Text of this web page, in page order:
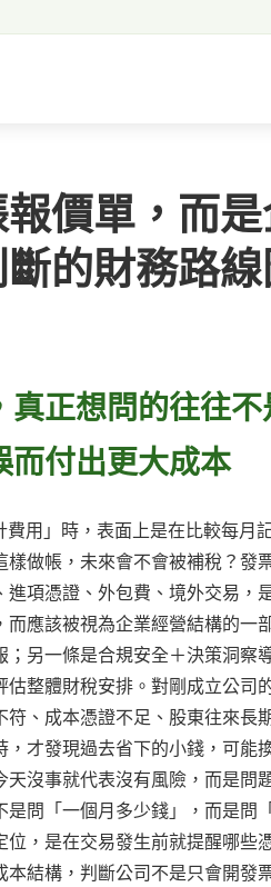
價單，而
的財務路
正想問的往往
而付出更大成本
用」時，表面上是在比較每月
做帳，未來會不會被補稅？發
項憑證、外包費、境外交易，
應該被視為企業經營結構的一
另一條是合規安全＋決策洞察
整體財稅安排。對剛成立公司
、成本憑證不足、股東往來長
才發現過去省下的小錢，可能
沒事就代表沒有風險，而是問
問「一個月多少錢」，而是問
，是在交易發生前就提醒哪些
結構，判斷公司不是只會開發